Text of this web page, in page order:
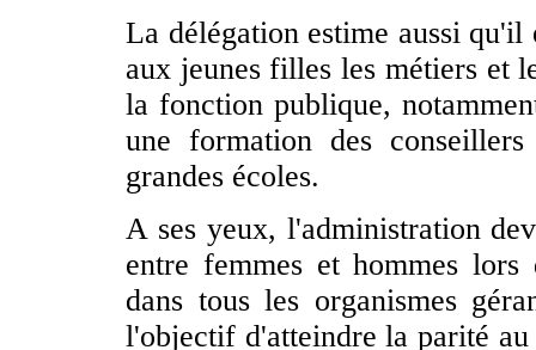
La délégation estime aussi
aux jeunes filles les métiers et
la fonction publique,
une formation des
grandes écoles.
A ses yeux, l'administration
entre femmes et hommes lors
dans tous les organismes
l'objectif d'atteindre la parité